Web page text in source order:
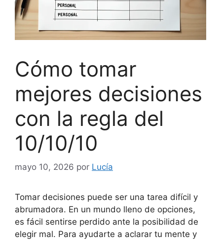
Cómo tomar
mejores decisiones
con la regla del
10/10/10
mayo 10, 2026 por Lucía
Tomar decisiones puede ser una tarea difícil y
abrumadora. En un mundo lleno de opciones,
es fácil sentirse perdido ante la posibilidad de
elegir mal. Para ayudarte a aclarar tu mente y